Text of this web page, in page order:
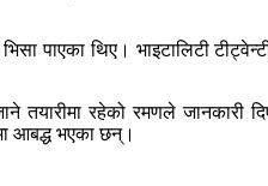
पाएका थिए। भाइटालिटी
रहेको रमणले जानकारी
आबद्ध भएका छन्।